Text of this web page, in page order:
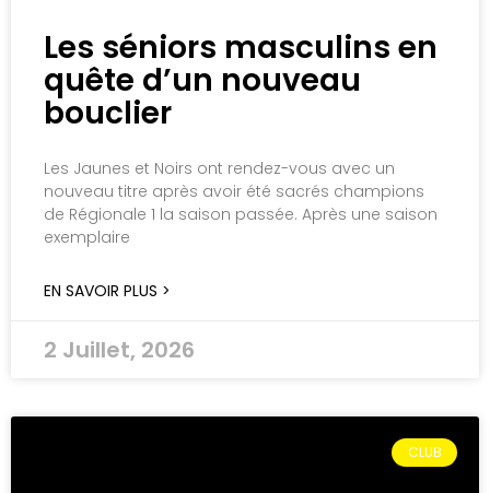
Les séniors masculins en
quête d’un nouveau
bouclier
Les Jaunes et Noirs ont rendez-vous avec un
nouveau titre après avoir été sacrés champions
de Régionale 1 la saison passée. Après une saison
exemplaire
EN SAVOIR PLUS >
2 Juillet, 2026
CLUB